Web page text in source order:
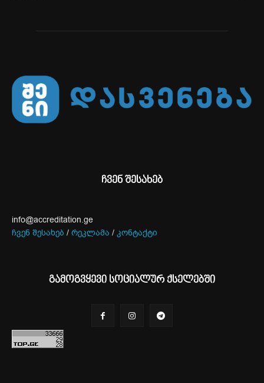
ჩვენ შესახებ
info@accreditation.ge
ჩვენ შესახებ / რეკლამა / კონტაქტი
გამოგვყევი სოციალურ ქსელებში